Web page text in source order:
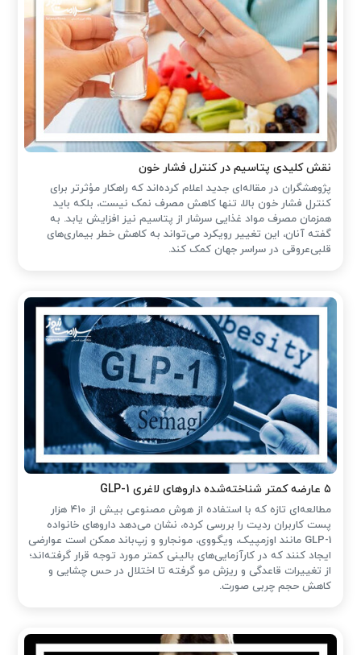
نقش کلیدی پتاسیم در کنترل فشار خون
پژوهشگران در مقاله‌ای جدید اعلام کرده‌اند که راهکار مؤثرتر برای
کنترل فشار خون بالا، تنها کاهش مصرف نمک نیست، بلکه باید
همزمان مصرف مواد غذایی سرشار از پتاسیم نیز افزایش یابد. به
گفته آنان، این تغییر رویکرد می‌تواند به کاهش خطر بیماری‌های
قلبی‌عروقی در سراسر جهان کمک کند.
۵ عارضه کمتر شناخته‌شده داروهای لاغری GLP-1
مطالعه‌ای تازه که با استفاده از هوش مصنوعی بیش از ۴۱۰ هزار
پست کاربران ردیت را بررسی کرده، نشان می‌دهد داروهای خانواده
GLP-1 مانند اوزمپیک، ویگووی، مونجارو و زپ‌باند ممکن است عوارضی
ایجاد کنند که در کارآزمایی‌های بالینی کمتر مورد توجه قرار گرفته‌اند؛
از تغییرات قاعدگی و ریزش مو گرفته تا اختلال در حس چشایی و
کاهش حجم چربی صورت.